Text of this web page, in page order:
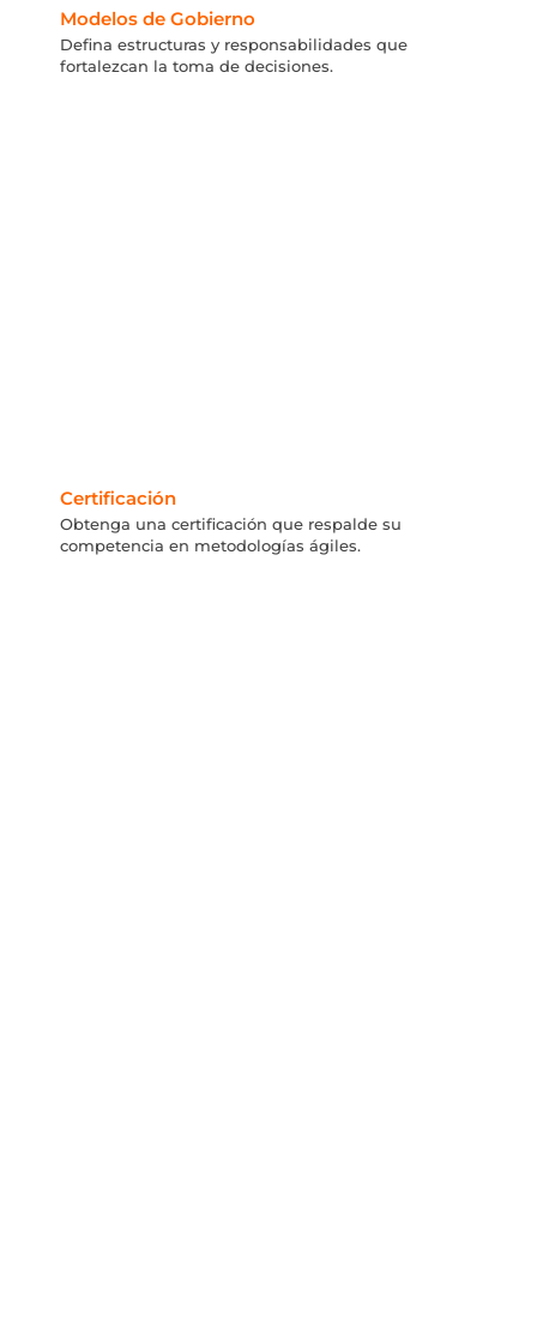
Modelos de Gobierno
Defina estructuras y responsabilidades que
fortalezcan la toma de decisiones.
Certificación
Obtenga una certificación que respalde su
competencia en metodologías ágiles.